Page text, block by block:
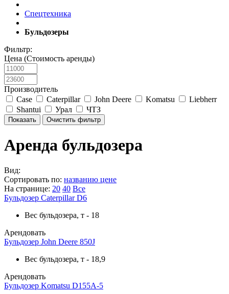
Спецтехника
Бульдозеры
Фильтр:
Цена (Стоимость аренды)
Производитель
Case
Caterpillar John Deere Komatsu
Liebherr
Shantui
Урал ЧТЗ
Аренда бульдозера
Вид:
Сортировать по: названию цене
На странице: 20 40 Все
Бульдозер Caterpillar D6
Вес бульдозера, т - 18
Арендовать
Бульдозер John Deere 850J
Вес бульдозера, т - 18,9
Арендовать
Бульдозер Komatsu D155А-5